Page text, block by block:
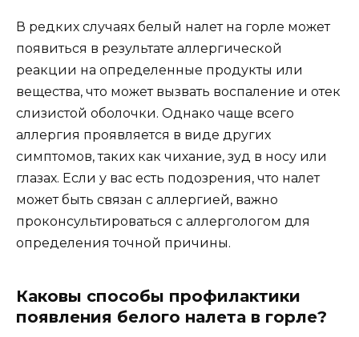
В редких случаях белый налет на горле может
появиться в результате аллергической
реакции на определенные продукты или
вещества, что может вызвать воспаление и отек
слизистой оболочки. Однако чаще всего
аллергия проявляется в виде других
симптомов, таких как чихание, зуд в носу или
глазах. Если у вас есть подозрения, что налет
может быть связан с аллергией, важно
проконсультироваться с аллергологом для
определения точной причины.
Каковы способы профилактики
появления белого налета в горле?